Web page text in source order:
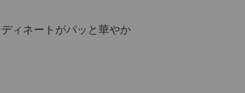
ィネートがパッと華やか